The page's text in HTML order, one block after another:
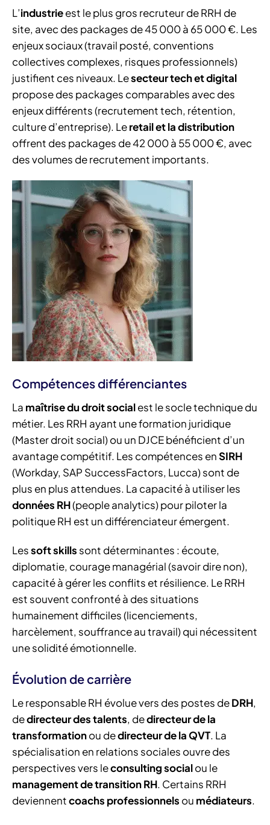
L’industrieest le plus gros recruteur de RRH de
site, avec des packages de 45 000 à 65 000 €. Les
enjeux sociaux (travail posté, conventions
collectives complexes, risques professionnels)
justifient ces niveaux. Lesecteur tech et digital
propose des packages comparables avec des
enjeux différents (recrutement tech, rétention,
culture d’entreprise). Leretail et la distribution
offrent des packages de 42 000 à 55 000 €, avec
des volumes de recrutement importants.
Compétences différenciantes
La maîtrise du droit socialest le socle technique du
métier. Les RRH ayant une formation juridique
(Master droit social) ou un DJCE bénéficient d’un
avantage compétitif. Les compétences enSIRH
(Workday, SAP SuccessFactors, Lucca) sont de
plus en plus attendues. La capacité à utiliser les
données RH(people analytics) pour piloter la
politique RH est un différenciateur émergent.
Lessoft skills sont déterminantes : écoute,
diplomatie, courage managérial (savoir dire non),
capacité à gérer les conflits et résilience. Le RRH
est souvent confronté à des situations
humainement difficiles (licenciements,
harcèlement, souffrance au travail) qui nécessitent
une solidité émotionnelle.
Évolution de carrière
Le responsable RH évolue vers des postes deDRH,
dedirecteur des talents, dedirecteur de la
transformationou dedirecteur de la QVT. La
spécialisation en relations sociales ouvre des
perspectives vers leconsulting socialou le
management de transition RH. Certains RRH
deviennentcoachs professionnels ou médiateurs.